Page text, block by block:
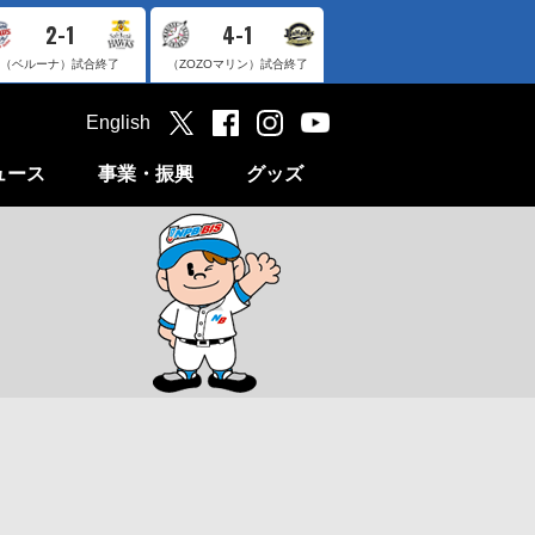
2-1
（ベルーナ） 試合終了
4-1
（ZOZOマリン） 試合終了
ース 事業・振興 グッズ
English